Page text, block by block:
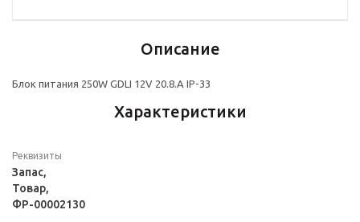
Описание
Блок питания 250W GDLI 12V 20.8.A IP-33
Характеристики
Реквизиты
Запас,
Товар,
ФР-00002130